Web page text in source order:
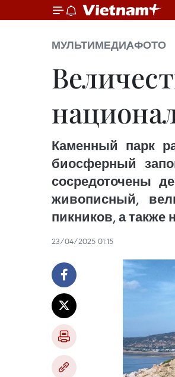
МУЛЬТИМЕДИАФОТО
Каменный парк
биосферный
сосредоточены
живописный,
пикников, а также
23/04/2025 01:15